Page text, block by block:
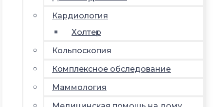
Кардиология
Холтер
Кольпоскопия
Комплексное обследование
Маммология